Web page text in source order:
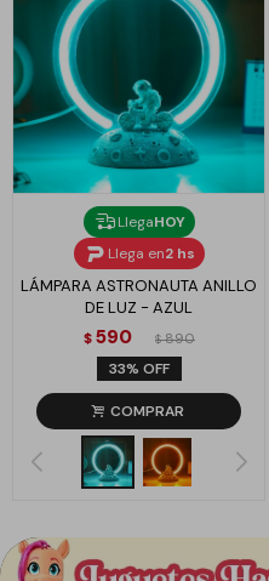
LlegaHOY
Llega en2 hs
LÁMPARA ASTRONAUTA ANILLO
DE LUZ - AZUL
$ 590 $ 890
33